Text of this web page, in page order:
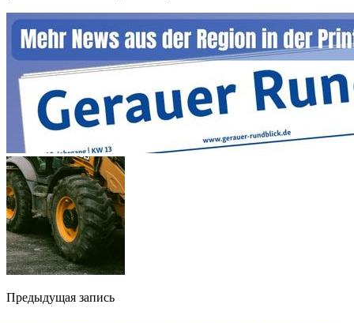
Предыдущая запись